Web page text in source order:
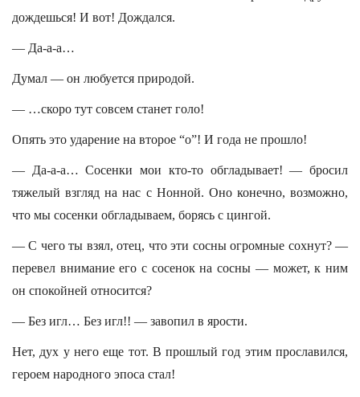
дождешься! И вот! Дождался.
— Да-а-а…
Думал — он любуется природой.
— …скоро тут совсем станет голо!
Опять это ударение на второе “о”! И года не прошло!
— Да-а-а… Сосенки мои кто-то обгладывает! — бросил
тяжелый взгляд на нас с Нонной. Оно конечно, возможно,
что мы сосенки обгладываем, борясь с цингой.
— С чего ты взял, отец, что эти сосны огромные сохнут? —
перевел внимание его с сосенок на сосны — может, к ним
он спокойней относится?
— Без игл… Без игл!! — завопил в ярости.
Нет, дух у него еще тот. В прошлый год этим прославился,
героем народного эпоса стал!